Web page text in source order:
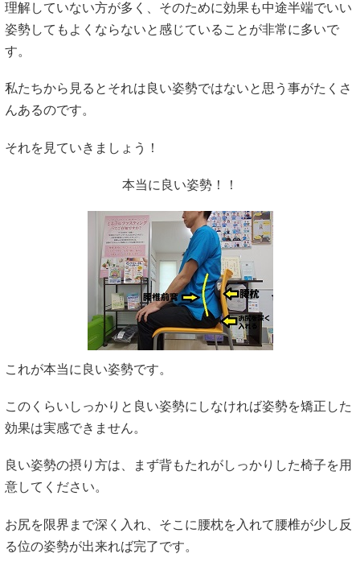
理解していない方が多く、そのために効果も中途半端でいい
姿勢してもよくならないと感じていることが非常に多いで
す。
私たちから見るとそれは良い姿勢ではないと思う事がたくさ
んあるのです。
それを見ていきましょう！
本当に良い姿勢！！
これが本当に良い姿勢です。
このくらいしっかりと良い姿勢にしなければ姿勢を矯正した
効果は実感できません。
良い姿勢の摂り方は、まず背もたれがしっかりした椅子を用
意してください。
お尻を限界まで深く入れ、そこに腰枕を入れて腰椎が少し反
る位の姿勢が出来れば完了です。